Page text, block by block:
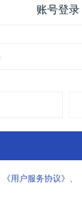
账号登录
《用户服务协议》 、